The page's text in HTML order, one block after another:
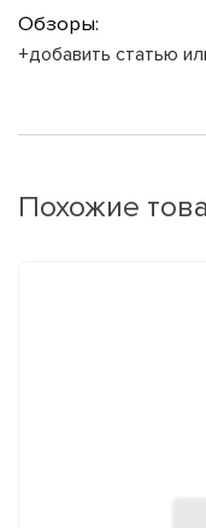
Обзоры:
+добавить статью
Похожие